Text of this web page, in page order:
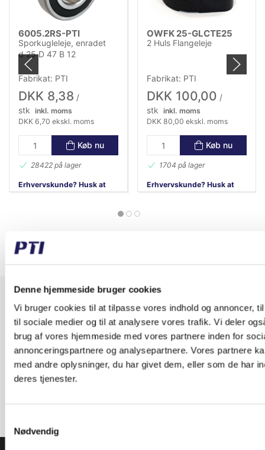
Denne hjemmeside bruger cookies
Vi bruger cookies til at tilpasse vores indhold og annoncer,
til sociale medier og til at analysere vores trafik. Vi deler
brug af vores hjemmeside med vores partnere inden for
annonceringspartnere og analysepartnere. Vores partnere
med andre oplysninger, du har givet dem, eller som de har
deres tjenester.
Nødvendig
6005.2RS-PTI
Sporkugleleje, enradet
d 25 D 47 B 12
Fabrikat: PTI
DKK 8,38 /
stk inkl. moms
DKK 6,70 ekskl. moms
Køb nu
28422 på lager
Erhvervskunde? Husk at
OWFK 25-GLCTE25
2 Huls Flangeleje
Fabrikat: PTI
DKK 100,00 /
stk inkl. moms
DKK 80,00 ekskl. moms
Køb nu
1704 på lager
Erhvervskunde? Husk at
Modtag vores nyhedsbrev
Nyheder - maks. 2 gange årligt